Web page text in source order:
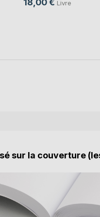
Livre
sur la couverture